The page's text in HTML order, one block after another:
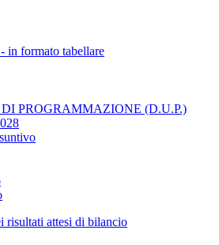
in formato tabellare
PROGRAMMAZIONE (D.U.P.)
risultati attesi di bilancio